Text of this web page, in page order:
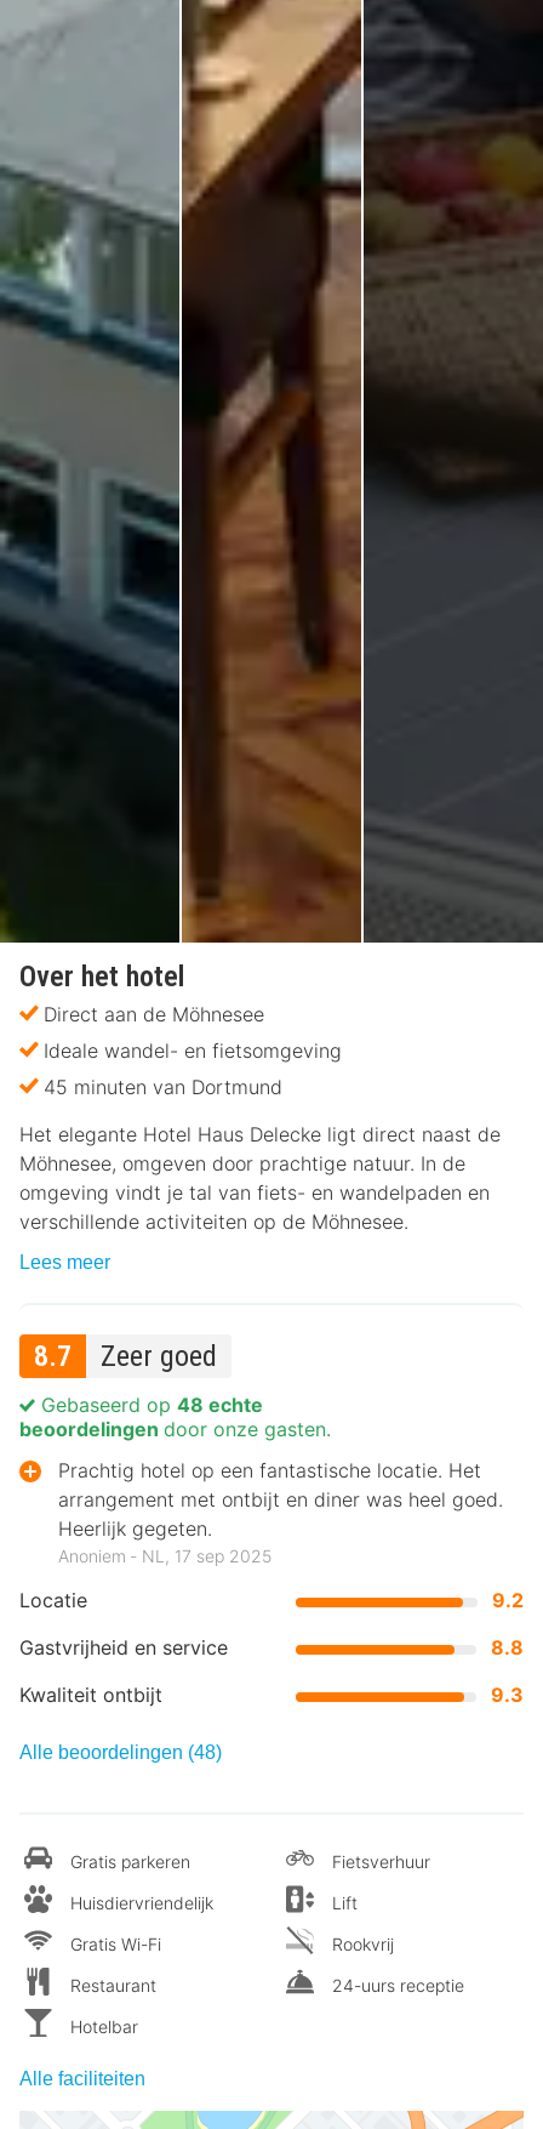
Over het hotel
Direct aan de Möhnesee
Ideale wandel- en fietsomgeving
45 minuten van Dortmund
Het elegante Hotel Haus Delecke ligt direct naast de
Möhnesee, omgeven door prachtige natuur. In de
omgeving vindt je tal van fiets- en wandelpaden en
verschillende activiteiten op de Möhnesee.
Lees meer
8.7 Zeer goed
Locatie
9.2
Gastvrijheid en service
8.8
Kwaliteit ontbijt
9.3
Gebaseerd op 48 echte
beoordelingen door onze gasten.
Prachtig hotel op een fantastische locatie. Het
arrangement met ontbijt en diner was heel goed.
Heerlijk gegeten.
Anoniem ‐ NL, 17 sep 2025
Alle beoordelingen (48)
Gratis parkeren
Huisdiervriendelijk
Gratis Wi-Fi
Restaurant
Hotelbar
Fietsverhuur
Lift
Rookvrij
24-uurs receptie
Alle faciliteiten